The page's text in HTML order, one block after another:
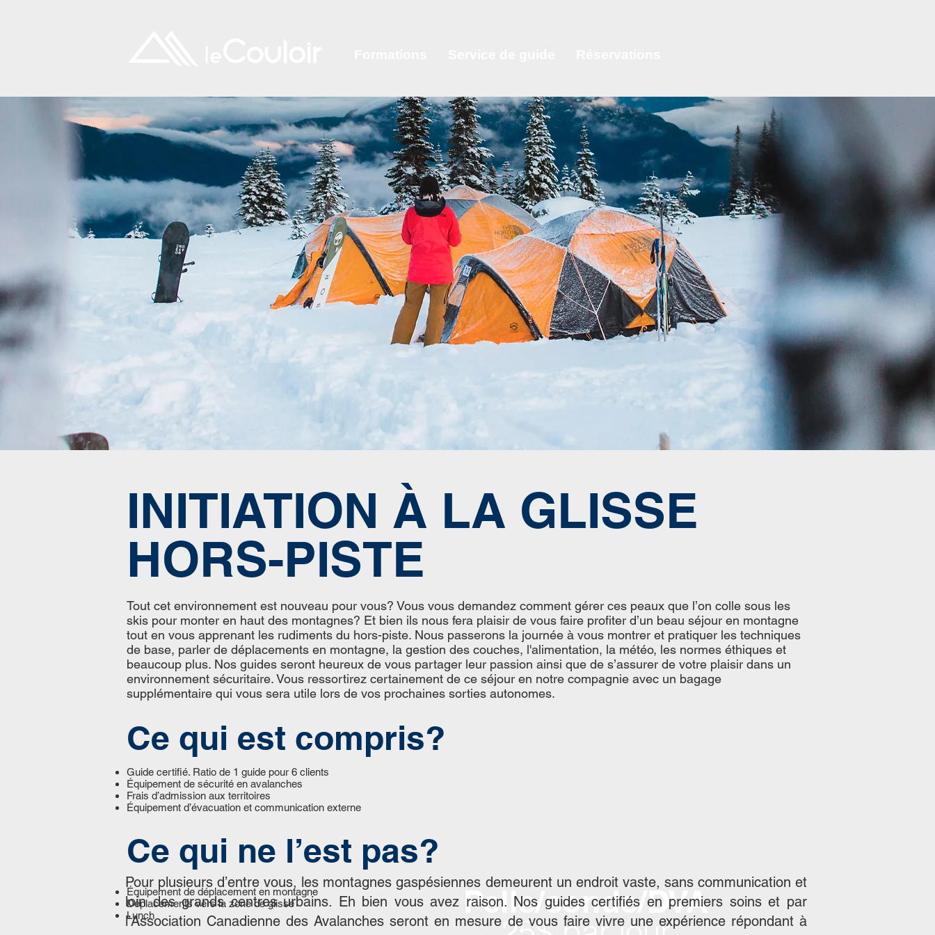
INITIATION À LA GLISSE
HORS-PISTE
Tout cet environnement est nouveau pour vous? Vous vous demandez comment gérer ces peaux que l’on colle sous les
skis pour monter en haut des montagnes? Et bien ils nous fera plaisir de vous faire profiter d’un beau séjour en montagne
tout en vous apprenant les rudiments du hors-piste. Nous passerons la journée à vous montrer et pratiquer les techniques
de base, parler de déplacements en montagne, la gestion des couches, l'alimentation, la météo, les normes éthiques et
beaucoup plus. Nos guides seront heureux de vous partager leur passion ainsi que de s’assurer de votre plaisir dans un
environnement sécuritaire. Vous ressortirez certainement de ce séjour en notre compagnie avec un bagage
supplémentaire qui vous sera utile lors de vos prochaines sorties autonomes.
Ce qui est compris?
Guide certifié. Ratio de 1 guide pour 6 clients
Équipement de sécurité en avalanches
Frais d’admission aux territoires
Équipement d’évacuation et communication externe
Ce qui ne l’est pas?
Équipement de déplacement en montagne
Déplacements vers la zone de glisse
Lunch
Pelle/sonde/DVA
Pour plusieurs d’entre vous, les montagnes gaspésiennes demeurent un endroit vaste, sans communication et
loin des grands centres urbains. Eh bien vous avez raison. Nos guides certifiés en premiers soins et par
l’Association Canadienne des Avalanches seront en mesure de vous faire vivre une expérience répondant à